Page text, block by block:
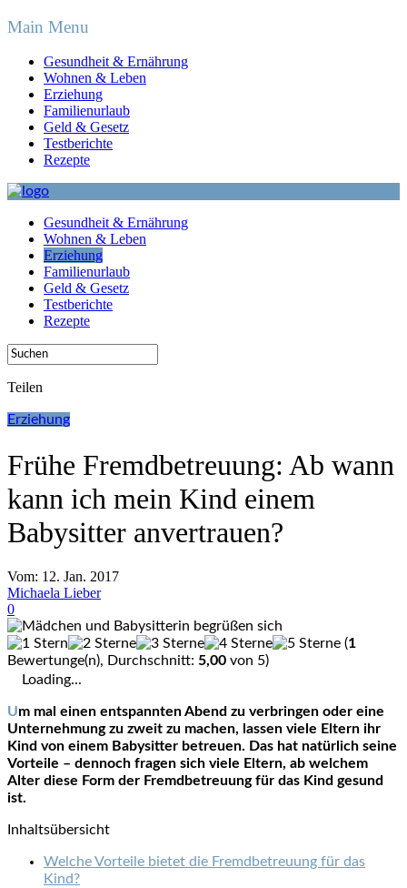
Main Menu
Gesundheit & Ernährung
Wohnen & Leben
Erziehung
Familienurlaub
Geld & Gesetz
Testberichte
Rezepte
Gesundheit & Ernährung
Wohnen & Leben
Erziehung
Familienurlaub
Geld & Gesetz
Testberichte
Rezepte
Teilen
Erziehung
Frühe Fremdbetreuung: Ab wann
kann ich mein Kind einem
Babysitter anvertrauen?
Vom: 12. Jan. 2017
Michaela Lieber
0
(1
Bewertunge(n), Durchschnitt: 5,00 von 5)
Loading...
Um mal einen entspannten Abend zu verbringen oder eine
Unternehmung zu zweit zu machen, lassen viele Eltern ihr
Kind von einem Babysitter betreuen. Das hat natürlich seine
Vorteile – dennoch fragen sich viele Eltern, ab welchem
Alter diese Form der Fremdbetreuung für das Kind gesund
ist.
Inhaltsübersicht
Welche Vorteile bietet die Fremdbetreuung für das
Kind?